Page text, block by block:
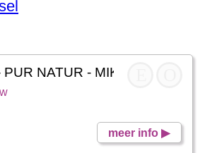
PUR NATUR - MIK
meer info ▶